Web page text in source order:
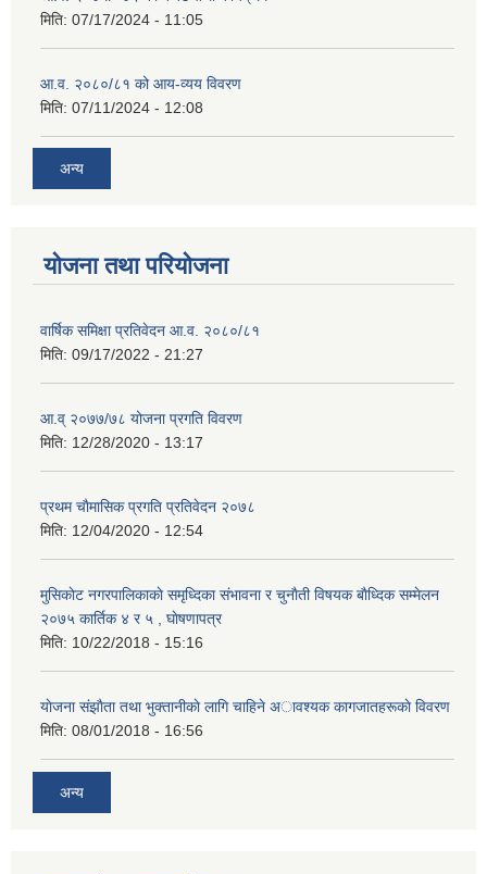
मिति: 07/17/2024 - 11:05
आ.व. २०८०/८१ को आय-व्यय विवरण
मिति: 07/11/2024 - 12:08
अन्य
योजना तथा परियोजना
वार्षिक समिक्षा प्रतिवेदन आ.व. २०८०/८१
मिति: 09/17/2022 - 21:27
आ.व् २०७७/७८ योजना प्रगति विवरण
मिति: 12/28/2020 - 13:17
प्रथम चाैमासिक प्रगति प्रतिवेदन २०७८
मिति: 12/04/2020 - 12:54
मुसिकाेट नगरपालिकाकाे समृध्दिका संभावना र चुनाैती विषयक बाैध्दिक सम्मेलन
२०७५ कार्तिक ४ र ५ , घाेषणापत्र
मिति: 10/22/2018 - 15:16
याेजना संझाैता तथा भुक्तानीकाे लागि चाहिने अावश्यक कागजातहरूकाे विवरण
मिति: 08/01/2018 - 16:56
अन्य